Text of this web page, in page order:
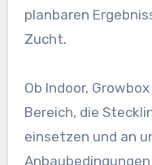
planbaren
Zucht.
Ob Indoor,
Bereich, die
einsetzen und an